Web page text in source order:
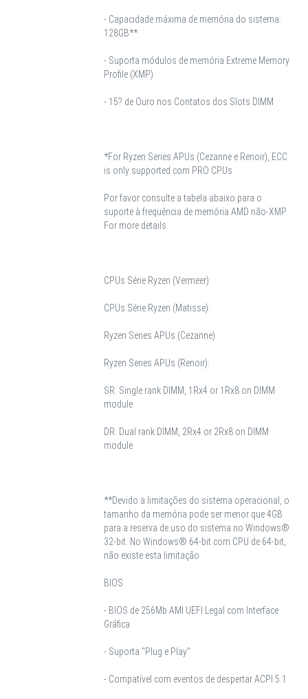
- Capacidade máxima de memória do sistema:
128GB**
- Suporta módulos de memória Extreme Memory
Profile (XMP)
- 15? de Ouro nos Contatos dos Slots DIMM
*For Ryzen Series APUs (Cezanne e Renoir), ECC
is only supported com PRO CPUs.
Por favor consulte a tabela abaixo para o
suporte à frequência de memória AMD não-XMP.
For more details.
CPUs Série Ryzen (Vermeer):
CPUs Série Ryzen (Matisse):
Ryzen Series APUs (Cezanne):
Ryzen Series APUs (Renoir):
SR: Single rank DIMM, 1Rx4 or 1Rx8 on DIMM
module
DR: Dual rank DIMM, 2Rx4 or 2Rx8 on DIMM
module
**Devido a limitações do sistema operacional, o
tamanho da memória pode ser menor que 4GB
para a reserva de uso do sistema no Windows®
32-bit. No Windows® 64-bit com CPU de 64-bit,
não existe esta limitação.
BIOS
- BIOS de 256Mb AMI UEFI Legal com Interface
Gráfica
- Suporta "Plug e Play"
- Compatível com eventos de despertar ACPI 5.1